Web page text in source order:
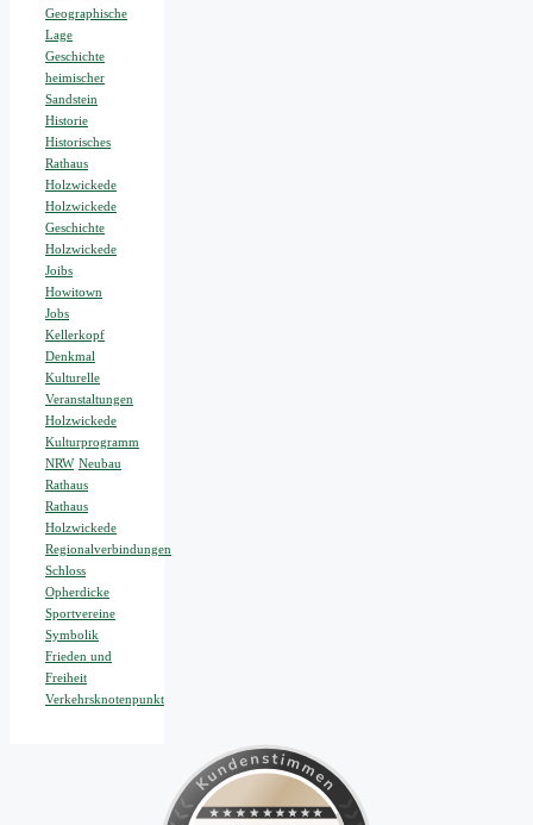
Geographische
Lage
Geschichte
heimischer
Sandstein
Historie
Historisches
Rathaus
Holzwickede
Holzwickede
Geschichte
Holzwickede
Joibs
Howitown
Jobs
Kellerkopf
Denkmal
Kulturelle
Veranstaltungen
Holzwickede
Kulturprogramm
NRW Neubau
Rathaus
Rathaus
Holzwickede
Regionalverbindungen
Schloss
Opherdicke
Sportvereine
Symbolik
Frieden und
Freiheit
Verkehrsknotenpunkt